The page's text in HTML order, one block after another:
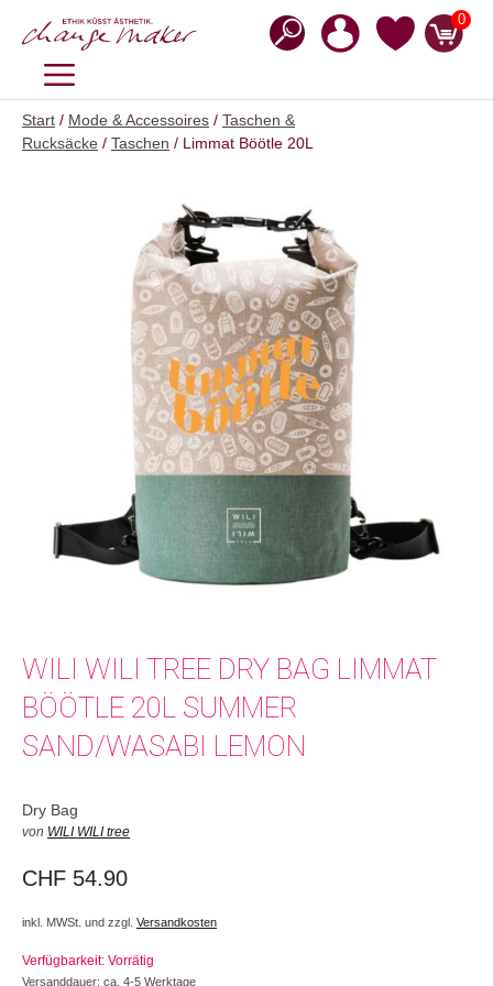
Inhalt
0
MENÜ
Start / Mode & Accessoires / Taschen &
Rucksäcke / Taschen / Limmat Böötle 20L
WILI WILI TREE DRY BAG LIMMAT
BÖÖTLE 20L SUMMER
SAND/WASABI LEMON
Dry Bag
von WILI WILI tree
CHF 54.90
inkl. MWSt. und zzgl. Versandkosten
Verfügbarkeit: Vorrätig
Versanddauer: ca. 4-5 Werktage